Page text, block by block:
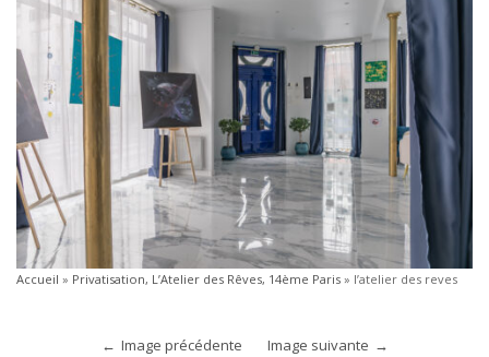
Accueil » Privatisation, L’Atelier des Rêves, 14ème Paris » l’atelier des reves
Image précédente Image suivante